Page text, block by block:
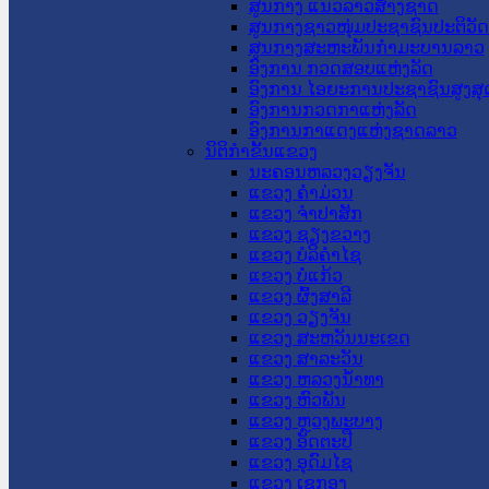
ສູນກາງ ແນວລາວສ້າງຊາດ
ສູນກາງຊາວໜຸ່ມປະຊາຊົນປະຕິວັ
ສູນກາງສະຫະພັນກຳມະບານລາວ
ອົງການ ກວດສອບແຫ່ງລັດ
ອົງການ ໄອຍະການປະຊາຊົນສູງສຸ
ອົງການກວດກາແຫ່ງລັດ
ອົງການກາແດງແຫ່ງຊາດລາວ
ນິຕິກໍາຂັ້ນແຂວງ
ນະ​ຄອນ​ຫລວງວຽງຈັນ
ແຂວງ ຄໍາມ່ວນ
ແຂວງ ຈໍາປາສັກ
ແຂວງ ຊຽງຂວາງ
ແຂວງ ບໍລິຄໍາໄຊ
ແຂວງ ບໍ່ແກ້ວ
ແຂວງ ຜົ້ງສາລີ
ແຂວງ ວຽງຈັນ
ແຂວງ ສະຫວັນນະເຂດ
ແຂວງ ສາລະວັນ
ແຂວງ ຫລວງນໍ້າທາ
ແຂວງ ຫົວພັນ
ແຂວງ ຫຼວງພະບາງ
ແຂວງ ອັດຕະປື
ແຂວງ ອຸດົມໄຊ
ແຂວງ ເຊກອງ